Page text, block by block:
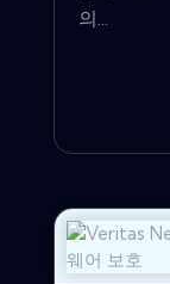
의...